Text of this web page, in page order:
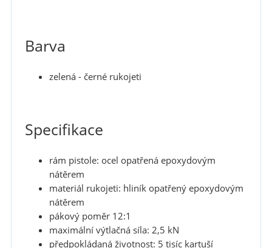
Barva
zelená - černé rukojeti
Specifikace
rám pistole: ocel opatřená epoxydovým
nátěrem
materiál rukojeti: hliník opatřený epoxydovým
nátěrem
pákový poměr 12:1
maximální výtlačná síla: 2,5 kN
předpokládaná životnost: 5 tisíc kartuší